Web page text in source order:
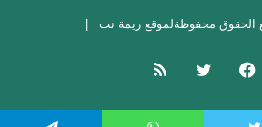
فيسبوك تويتر ملخص
الموقع